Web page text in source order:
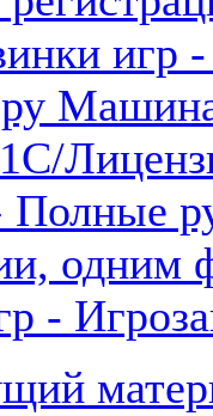
игр
Полные
одним
-